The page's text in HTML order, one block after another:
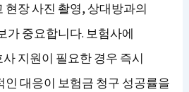
현장 사진 촬영, 상대방과의
가 중요합니다. 보험사에
지원이 필요한 경우 즉시
인 대응이 보험금 청구 성공률을